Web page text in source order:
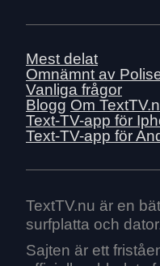
Mest delat
Omnämnt av
Vanliga frågor
Blogg Om
Text-TV-app för
Text-TV-app för
TextTV.nu är en
surfplatta och
Sajten är ett